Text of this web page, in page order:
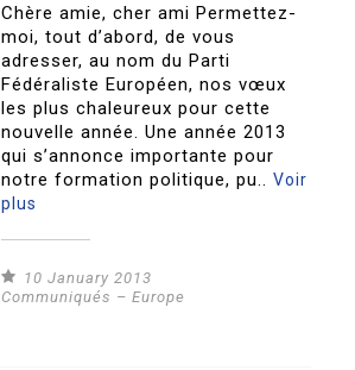
Chère amie, cher ami Permettez-
moi, tout d’abord, de vous
adresser, au nom du Parti
Fédéraliste Européen, nos vœux
les plus chaleureux pour cette
nouvelle année. Une année 2013
qui s’annonce importante pour
notre formation politique, pu..Voir
plus
10 January 2013
Communiqués – Europe